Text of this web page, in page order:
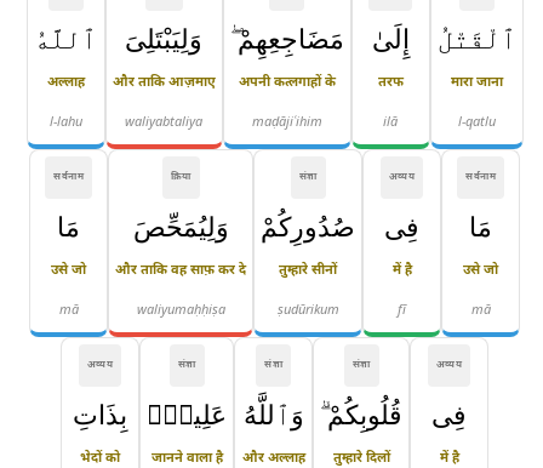
ٱلْقَتْلُ
मारा जाना
l-qatlu
إِلَىٰ
तरफ
ilā
مَضَاجِعِهِمْ ۖ
अपनी कत्लगाहों के
maḍājiʿihim
وَلِيَبْتَلِىَ
और ताकि आज़माए
waliyabtaliya
ٱللَّهُ
अल्लाह
l-lahu
सर्वनाम
مَا
उसे जो
mā
अव्यय
فِى
में है
fī
संज्ञा
صُدُورِكُمْ
तुम्हारे सीनों
ṣudūrikum
क्रिया
وَلِيُمَحِّصَ
और ताकि वह साफ़ कर दे
waliyumaḥḥiṣa
सर्वनाम
مَا
उसे जो
mā
अव्यय
فِى
में है
संज्ञा
قُلُوبِكُمْ ۗ
तुम्हारे दिलों
संज्ञा
وَٱللَّهُ
और अल्लाह
संज्ञा
عَلِيمٌۢ
जानने वाला है
अव्यय
بِذَاتِ
भेदों को